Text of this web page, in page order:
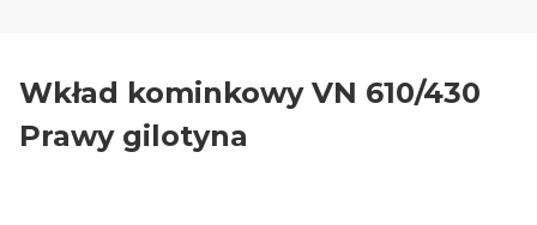
Wkład kominkowy VN 610/430
Prawy gilotyna